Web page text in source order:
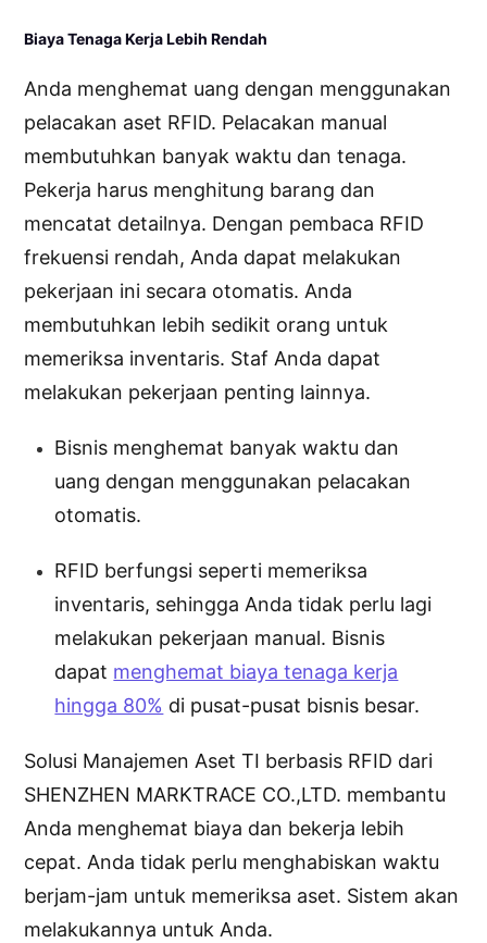
Biaya Tenaga Kerja Lebih Rendah
Anda menghemat uang dengan menggunakan
pelacakan aset RFID. Pelacakan manual
membutuhkan banyak waktu dan tenaga.
Pekerja harus menghitung barang dan
mencatat detailnya. Dengan pembaca RFID
frekuensi rendah, Anda dapat melakukan
pekerjaan ini secara otomatis. Anda
membutuhkan lebih sedikit orang untuk
memeriksa inventaris. Staf Anda dapat
melakukan pekerjaan penting lainnya.
Bisnis menghemat banyak waktu dan
uang dengan menggunakan pelacakan
otomatis.
RFID berfungsi seperti memeriksa
inventaris, sehingga Anda tidak perlu lagi
melakukan pekerjaan manual. Bisnis
dapat menghemat biaya tenaga kerja
hingga 80% di pusat-pusat bisnis besar.
Solusi Manajemen Aset TI berbasis RFID dari
SHENZHEN MARKTRACE CO.,LTD. membantu
Anda menghemat biaya dan bekerja lebih
cepat. Anda tidak perlu menghabiskan waktu
berjam-jam untuk memeriksa aset. Sistem akan
melakukannya untuk Anda.